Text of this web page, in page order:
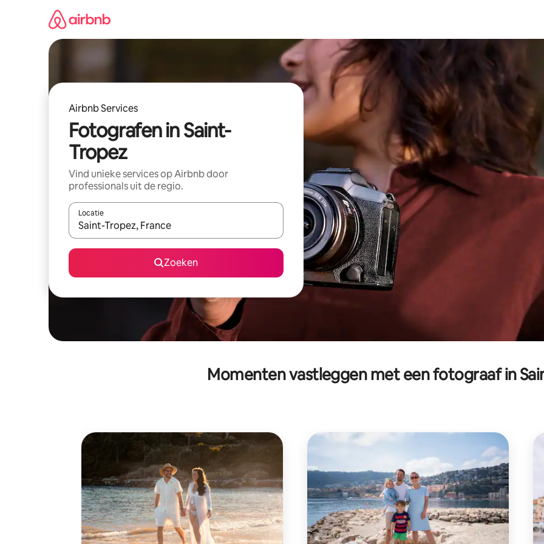
Airbnb Services
Fotografen in Saint-
Tropez
Vind unieke services op Airbnb door
professionals uit de regio.
Locatie
Wanneer er suggesties beschikbaar zijn, maak je een keuze met je de pijltjestoetsen omhoog en omlaag, óf door te
Zoeken
Momenten vastleggen met een fotograaf in